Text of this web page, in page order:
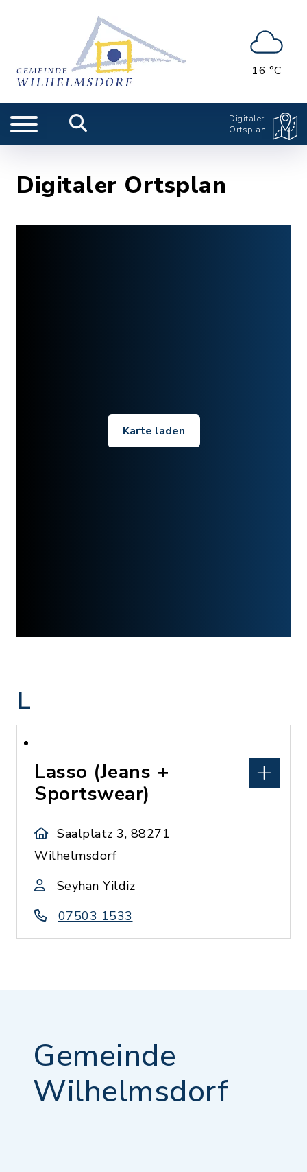
16 °C
Digitaler
Ortsplan
Digitaler Ortsplan
Karte laden
L
Lasso (Jeans +
Sportswear)
Saalplatz 3, 88271
Wilhelmsdorf
Seyhan Yildiz
07503 1533
Gemeinde
Wilhelmsdorf